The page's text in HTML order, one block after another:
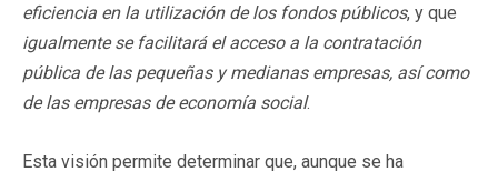
eficiencia en la utilización de los fondos públicos, y que
igualmente se facilitará el acceso a la contratación
pública de las pequeñas y medianas empresas, así como
de las empresas de economía social.
Esta visión permite determinar que, aunque se ha